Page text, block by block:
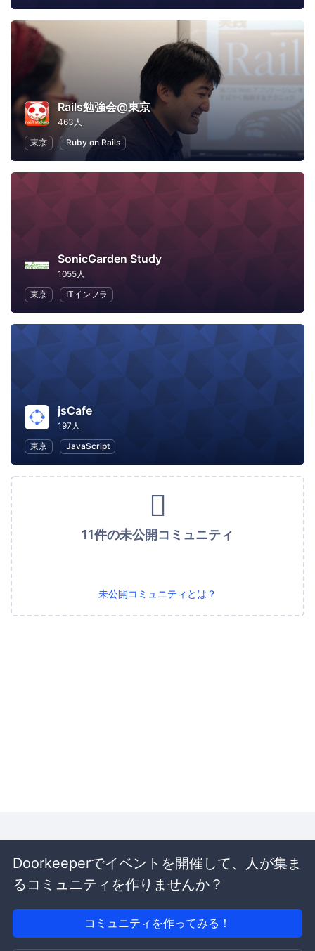
Rails勉強会@東京
463人
東京
Ruby on Rails
SonicGarden Study
1055人
東京
ITインフラ
jsCafe
197人
東京
JavaScript
11件の未公開コミュニティ
未公開コミュニティとは？
Doorkeeperでイベントを開催して、人が集ま
るコミュニティを作りませんか？
コミュニティを作ってみる！